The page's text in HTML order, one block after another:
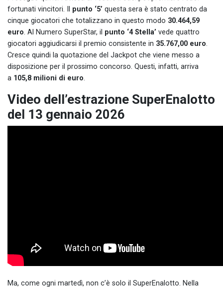
fortunati vincitori. Il punto ‘5’ questa sera è stato centrato da
cinque giocatori che totalizzano in questo modo 30.464,59
euro. Al Numero SuperStar, il punto ‘4 Stella’ vede quattro
giocatori aggiudicarsi il premio consistente in 35.767,00 euro.
Cresce quindi la quotazione del Jackpot che viene messo a
disposizione per il prossimo concorso. Questi, infatti, arriva
a 105,8 milioni di euro.
Video dell’estrazione SuperEnalotto
del 13 gennaio 2026
Ma, come ogni martedì, non c’è solo il SuperEnalotto. Nella